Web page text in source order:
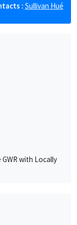
: Sullivan Hué
with Locally